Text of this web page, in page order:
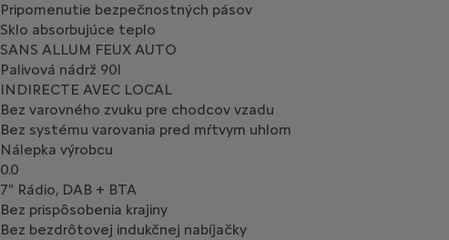
Pripomenutie bezpečnostných pásov
Sklo absorbujúce teplo
SANS ALLUM FEUX AUTO
Palivová nádrž 90l
INDIRECTE AVEC LOCAL
Bez varovného zvuku pre chodcov vzadu
Bez systému varovania pred mŕtvym uhlom
Nálepka výrobcu
0.0
7" Rádio, DAB + BTA
Bez prispôsobenia krajiny
Bez bezdrôtovej indukčnej nabíjačky